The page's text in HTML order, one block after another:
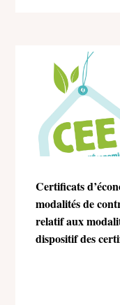
Certificats
modalités de
relatif aux
dispositif des